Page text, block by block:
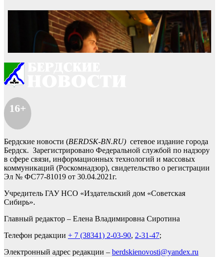
16+
Бердские новости (BERDSK-BN.RU) сетевое издание города
Бердск. Зарегистрировано Федеральной службой по надзору
в сфере связи, информационных технологий и массовых
коммуникаций (Роскомнадзор), свидетельство о регистрации
Эл № ФС77-81019 от 30.04.2021г.
Учредитель ГАУ НСО «Издательский дом «Советская
Сибирь».
Главный редактор – Елена Владимировна Сиротина
Телефон редакции + 7 (38341) 2-03-90, 2-31-47;
Электронный адрес редакции – berdskienovosti@yandex.ru